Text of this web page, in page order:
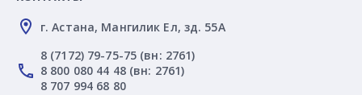
г. Астана, Мангилик Ел, зд. 55А
8 (7172) 79-75-75 (вн: 2761)
8 800 080 44 48 (вн: 2761)
8 707 994 68 80